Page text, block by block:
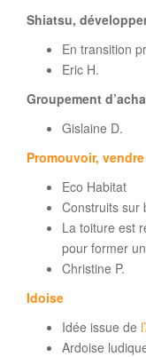
Shiatsu,
En transition
Eric H.
Groupement
Gislaine D.
Promouvoir,
Eco Habitat
Construits sur
La toiture est
pour former
Christine P.
Idoise
Idée issue de
Ardoise